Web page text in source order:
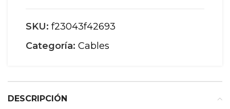
SKU: f23043f42693
Categoría: Cables
DESCRIPCIÓN